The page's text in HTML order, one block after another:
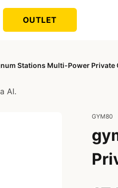
OUTLET
Stations Multi-Power Private
AI.
GYM80